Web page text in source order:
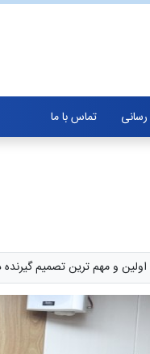
رسانی
تماس با ما
و مهم ترین تصمیم